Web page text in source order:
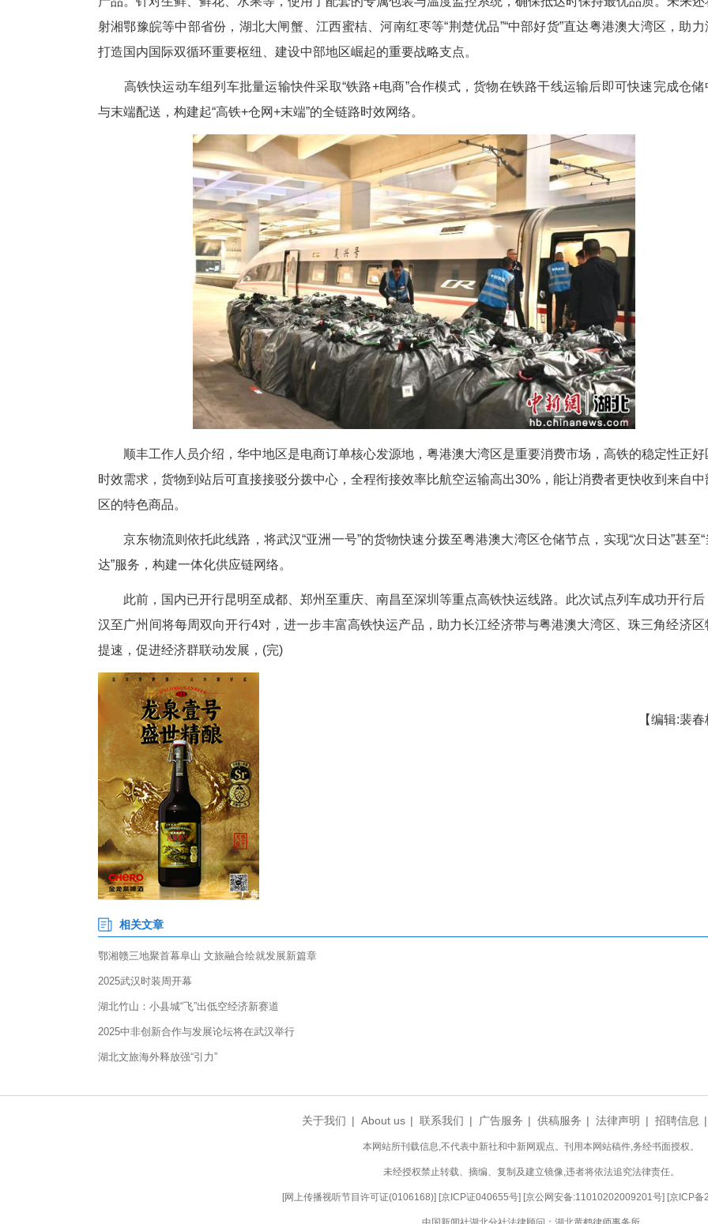
中铁快运汉口站营业部经理章霆介绍，这趟列车运输物资，主要包含蜜桔、服装
产品。针对生鲜、鲜花、水果等，使用了配套的专属包装与温度监控系统，确保抵
射湘鄂豫皖等中部省份，湖北大闸蟹、江西蜜桔、河南红枣等“荆楚优品”“中部好货
打造国内国际双循环重要枢纽、建设中部地区崛起的重要战略支点。
高铁快运动车组列车批量运输快件采取“铁路+电商”合作模式，货物在铁路干线
与末端配送，构建起“高铁+仓网+末端”的全链路时效网络。
顺丰工作人员介绍，华中地区是电商订单核心发源地，粤港澳大湾区是重要消费
京东物流则依托此线路，将武汉“亚洲一号”的货物快速分拨至粤港澳大湾区仓储
此前，国内已开行昆明至成都、郑州至重庆、南昌至深圳等重点高铁快运线路。
汉至广州间将每周双向开行4对，进一步丰富高铁快运产品，助力长江经济带与粤
提速，促进经济群联动发展，(完)